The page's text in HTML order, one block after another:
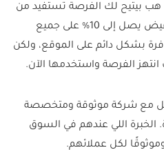
هب بيتيح لك الفرصة تستفيد من
كود (ACC25) اللي بيتيح لك تخفيض يصل إلى 10% على جميع
بشكل دائم على الموقع، ولكن
الفرصة واستخدمها الآن.
مع شركة موثوقة ومتخصصة
الخبرة اللي عندهم في السوق
لكل عملائهم.